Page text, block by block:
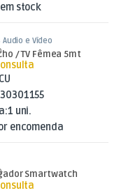
stock
Áudio e Vídeo
/ TV Fêmea 5mt
30301155
1 uni.
encomenda
Smartwatch